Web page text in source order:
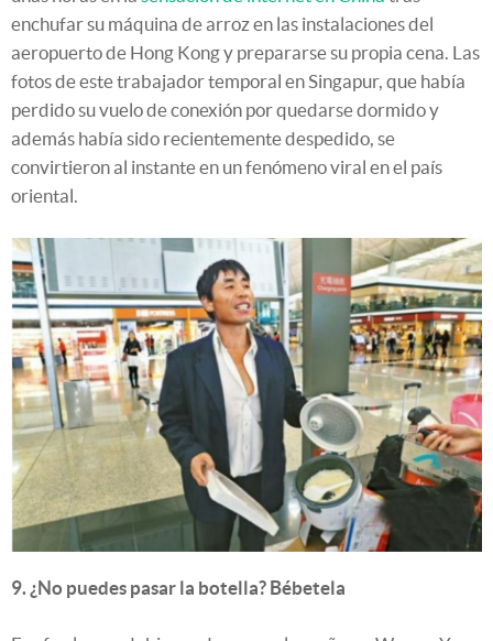
enchufar su máquina de arroz en las instalaciones del
aeropuerto de Hong Kong y prepararse su propia cena. Las
fotos de este trabajador temporal en Singapur, que había
perdido su vuelo de conexión por quedarse dormido y
además había sido recientemente despedido, se
convirtieron al instante en un fenómeno viral en el país
oriental.
9. ¿No puedes pasar la botella? Bébetela